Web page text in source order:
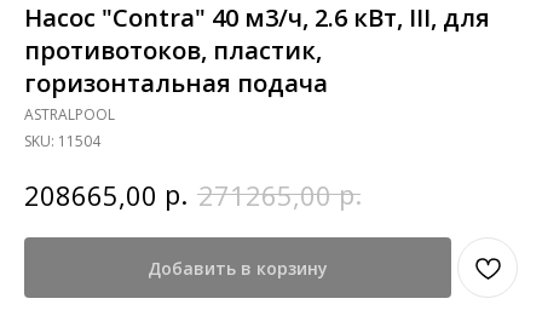
Насос "Contra" 40 м3/ч, 2.6 кВт, III, для
противотоков, пластик,
горизонтальная подача
ASTRALPOOL
SKU: 11504
208665,00 р. 271265,00 р.
Добавить в корзину